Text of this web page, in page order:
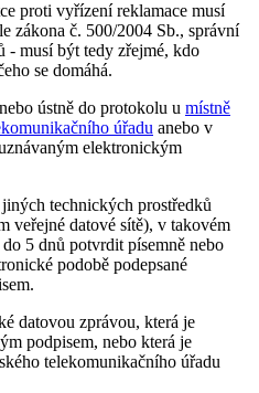
proti vyřízení reklamace musí
zákona č. 500/2004 Sb., správní
- musí být tedy zřejmé, kdo
se domáhá.
ústně do protokolu u místně
úřadu anebo v
elektronickým
technických prostředků
veřejné datové sítě), v takovém
5 dnů potvrdit písemně nebo
podobě podepsané
datovou zprávou, která je
podpisem, nebo která je
telekomunikačního úřadu